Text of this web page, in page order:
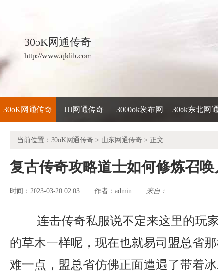
30oK网通传奇
http://www.qklib.com
30oK网通传奇 JJJ网通传奇 3000ok发布网 30ok东北网
当前位置： 30oK网通传奇 > 山东网通传奇 > 正文
复古传奇攻略道士如何修炼召唤
时间：2023-03-20 02:03 作者： admin 来自：
连击传奇私服说不定来这里的玩
的草木一样呢，现在也就易司盟总省
难一点，盟总省仿佛正面遭遇了带着